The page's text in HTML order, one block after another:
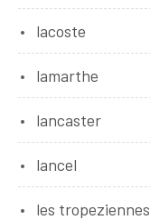
lacoste
lamarthe
lancaster
lancel
les tropeziennes